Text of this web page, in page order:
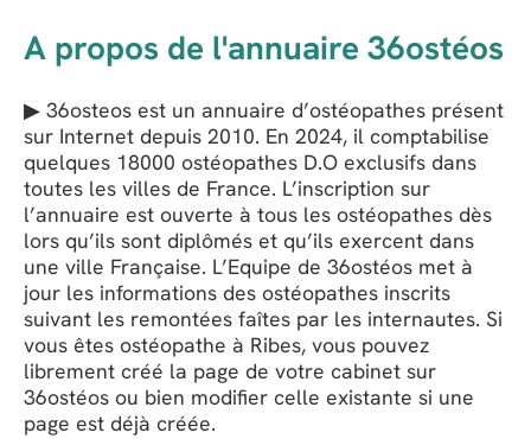
A propos de l'annuaire 36ostéos
▶ 36osteos est un annuaire d’ostéopathes présent
sur Internet depuis 2010. En 2024, il comptabilise
quelques 18000 ostéopathes D.O exclusifs dans
toutes les villes de France. L’inscription sur
l’annuaire est ouverte à tous les ostéopathes dès
lors qu’ils sont diplômés et qu’ils exercent dans
une ville Française. L’Equipe de 36ostéos met à
jour les informations des ostéopathes inscrits
suivant les remontées faîtes par les internautes. Si
vous êtes ostéopathe à Ribes, vous pouvez
librement créé la page de votre cabinet sur
36ostéos ou bien modifier celle existante si une
page est déjà créée.